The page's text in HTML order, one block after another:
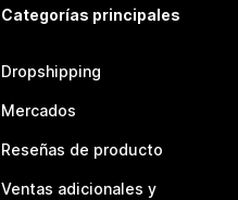
Categorías principales
Dropshipping
Mercados
Reseñas de producto
Ventas adicionales y